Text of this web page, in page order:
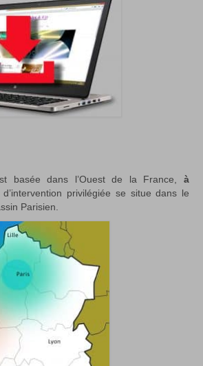
basée dans l’Ouest de la France, à
d’intervention privilégiée se situe dans le
Parisien.